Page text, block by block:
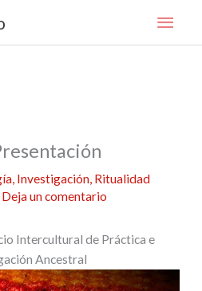
, Investigación, Ritualidad
Deja un comentario
Intercultural de Práctica e
Ancestral